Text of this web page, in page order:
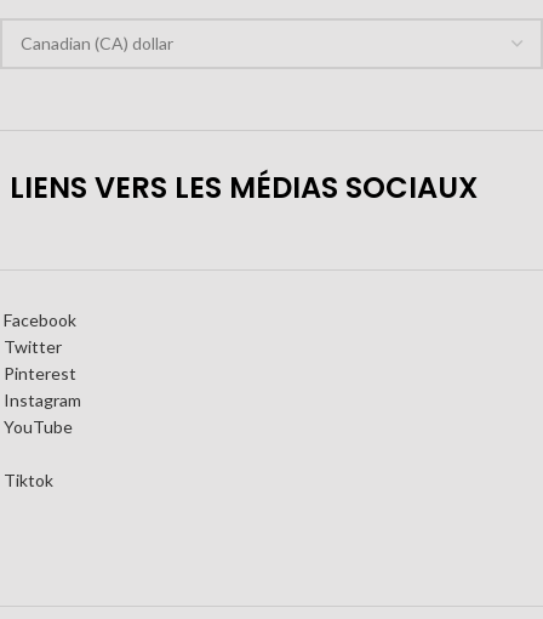
LIENS VERS LES MÉDIAS SOCIAUX
Facebook
Twitter
Pinterest
Instagram
YouTube
Tiktok